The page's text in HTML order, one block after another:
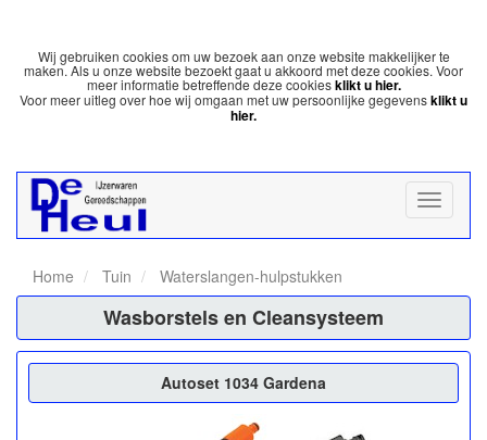
Wij gebruiken cookies om uw bezoek aan onze website makkelijker te
maken. Als u onze website bezoekt gaat u akkoord met deze cookies. Voor
meer informatie betreffende deze cookiesklikt u hier.
Voor meer uitleg over hoe wij omgaan met uw persoonlijke gegevensklikt u
hier.
Home Tuin Waterslangen-hulpstukken
Wasborstels en Cleansysteem
Autoset 1034 Gardena